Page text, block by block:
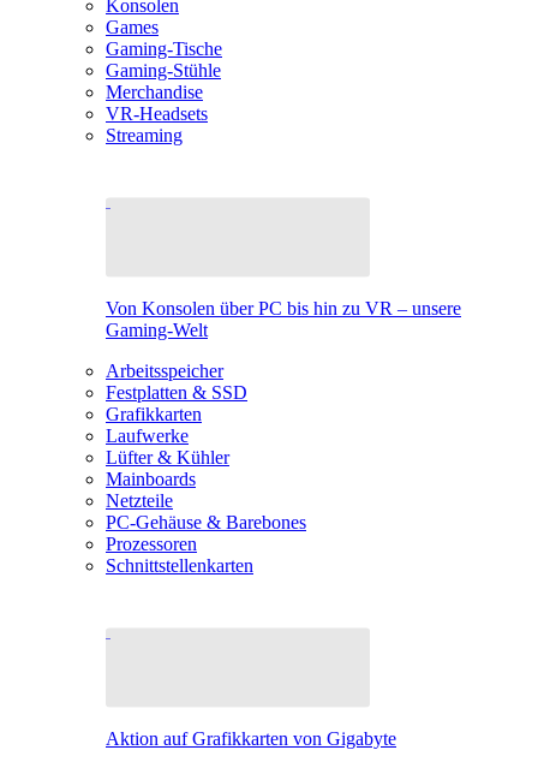
Konsolen
Games
Gaming-Tische
Gaming-Stühle
Merchandise
VR-Headsets
Streaming
Von Konsolen über PC bis hin zu VR – unsere
Gaming-Welt
Arbeitsspeicher
Festplatten & SSD
Grafikkarten
Laufwerke
Lüfter & Kühler
Mainboards
Netzteile
PC-Gehäuse & Barebones
Prozessoren
Schnittstellenkarten
Aktion auf Grafikkarten von Gigabyte